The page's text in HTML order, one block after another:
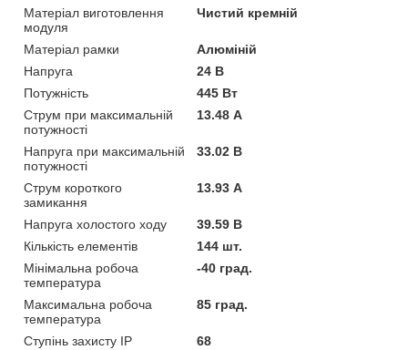
Матеріал виготовлення
модуля
Чистий кремній
Матеріал рамки
Алюміній
Напруга
24 В
Потужність
445 Вт
Струм при максимальній
потужності
13.48 А
Напруга при максимальній
потужності
33.02 В
Струм короткого
замикання
13.93 А
Напруга холостого ходу
39.59 В
Кількість елементів
144 шт.
Мінімальна робоча
температура
-40 град.
Максимальна робоча
температура
85 град.
Ступінь захисту IP
68